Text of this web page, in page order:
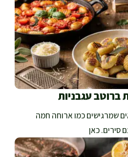
ברוטב עגבניות
שמרגישים כמו ארוחה חמה
סירים. כאן